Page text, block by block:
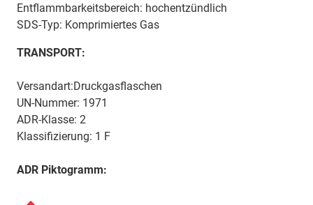
Entflammbarkeitsbereich: hochentzündlich
SDS-Typ: Komprimiertes Gas
TRANSPORT:
Versandart:Druckgasflaschen
UN-Nummer: 1971
ADR-Klasse: 2
Klassifizierung: 1 F
ADR Piktogramm: